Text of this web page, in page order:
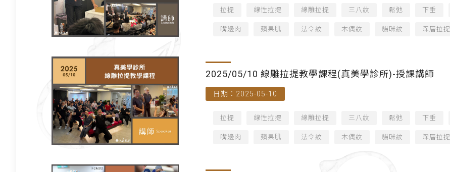
拉提 線性拉提 線雕拉提 三八紋 鬆弛 下垂
嘴邊肉 蘋果肌 法令紋 木偶紋 貓咪紋 深層拉提
2025/05/10 線雕拉提教學課程(真美學診所)-授課講師
日期：2025-05-10
拉提 線性拉提 線雕拉提 三八紋 鬆弛 下垂
嘴邊肉 蘋果肌 法令紋 木偶紋 貓咪紋 深層拉提